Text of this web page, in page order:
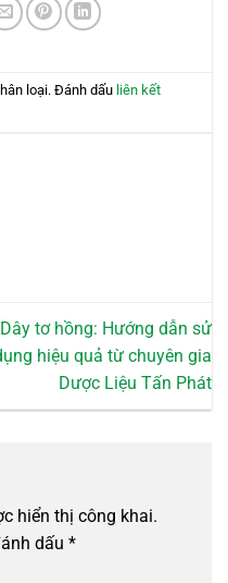
loại. Đánh dấu liên kết
Dây tơ hồng: Hướng dẫn sử
hiệu quả từ chuyên gia
Dược Liệu Tấn Phát
hiển thị công khai.
dấu *